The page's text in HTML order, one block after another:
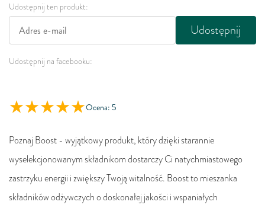
Udostępnij ten produkt:
Udostępnij
Udostępnij na facebooku:
Ocena: 5
Poznaj Boost - wyjątkowy produkt, który dzięki starannie
wyselekcjonowanym składnikom dostarczy Ci natychmiastowego
zastrzyku energii i zwiększy Twoją witalność. Boost to mieszanka
składników odżywczych o doskonałej jakości i wspaniałych